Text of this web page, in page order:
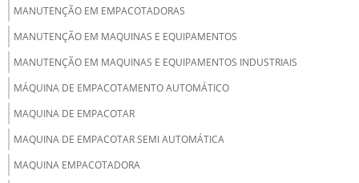
MANUTENÇÃO EM EMPACOTADORAS
MANUTENÇÃO EM MAQUINAS E EQUIPAMENTOS
MANUTENÇÃO EM MAQUINAS E EQUIPAMENTOS INDUSTRIAIS
MÁQUINA DE EMPACOTAMENTO AUTOMÁTICO
MAQUINA DE EMPACOTAR
MAQUINA DE EMPACOTAR SEMI AUTOMÁTICA
MAQUINA EMPACOTADORA